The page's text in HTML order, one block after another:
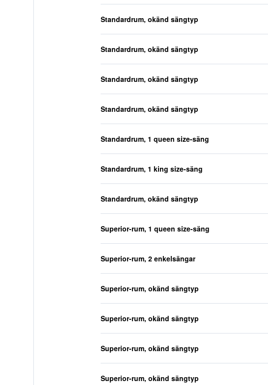
Standardrum, okänd sängtyp
Standardrum, okänd sängtyp
Standardrum, okänd sängtyp
Standardrum, okänd sängtyp
Standardrum, 1 queen size-säng
Standardrum, 1 king size-säng
Standardrum, okänd sängtyp
Superior-rum, 1 queen size-säng
Superior-rum, 2 enkelsängar
Superior-rum, okänd sängtyp
Superior-rum, okänd sängtyp
Superior-rum, okänd sängtyp
Superior-rum, okänd sängtyp